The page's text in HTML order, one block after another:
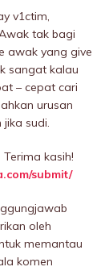
v1ctim,
tak bagi
awak yang give
sangat kalau
– cepat cari
urusan
sudi.
kasih!
submit/
oleh
memantau
komen